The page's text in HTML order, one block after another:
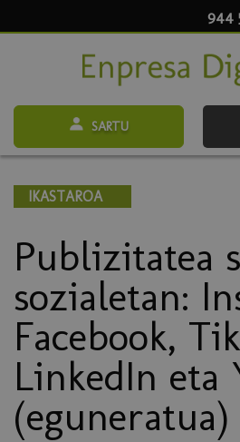
944
SARTU
IKASTAROA
Publizitatea
sozialetan:
Facebook,
LinkedIn eta
(eguneratua)